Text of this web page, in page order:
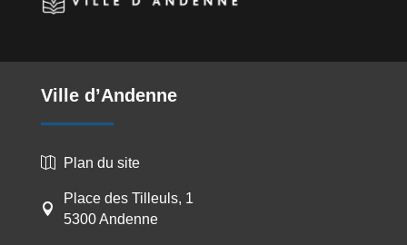
Ville d’Andenne
 Plan du site

Place des Tilleuls, 1
5300 Andenne